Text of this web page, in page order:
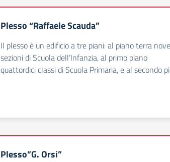
Plesso “Raffaele Scauda”
Il plesso è un edificio a tre piani: al piano terra nove
sezioni di Scuola dell’Infanzia, al primo piano
quattordici classi di Scuola Primaria, e al secondo
Plesso”G. Orsi”